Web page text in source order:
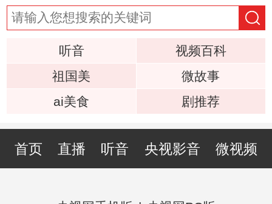
听音
视频百科
祖国美
微故事
ai美食
剧推荐
首页 直播 听音 央视影音 微视频